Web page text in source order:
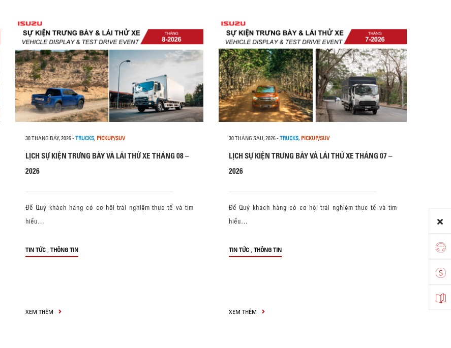
30 THÁNG BẢY, 2026- TRUCKS, PICKUP/SUV
LỊCH SỰ KIỆN TRƯNG BÀY VÀ LÁI THỬ XE THÁNG 08 –
2026
Để Quý khách hàng có cơ hội trải nghiệm thực tế và tìm
hiểu…
TIN TỨC , THÔNG TIN
XEM THÊM
30 THÁNG SÁU, 2026- TRUCKS, PICKUP/SUV
LỊCH SỰ KIỆN TRƯNG BÀY VÀ LÁI THỬ XE THÁNG 07 –
2026
Để Quý khách hàng có cơ hội trải nghiệm thực tế và tìm
hiểu…
TIN TỨC , THÔNG TIN
XEM THÊM